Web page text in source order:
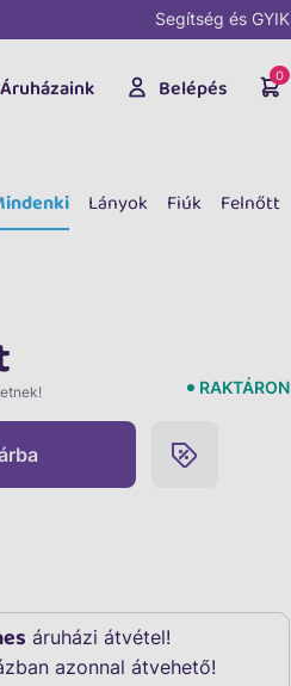
Segítség és GYIK
Áruházaink Belépés 0
Lányok Fiúk Felnőtt
RAKTÁRON
áruházi átvétel!
azonnal átvehető!